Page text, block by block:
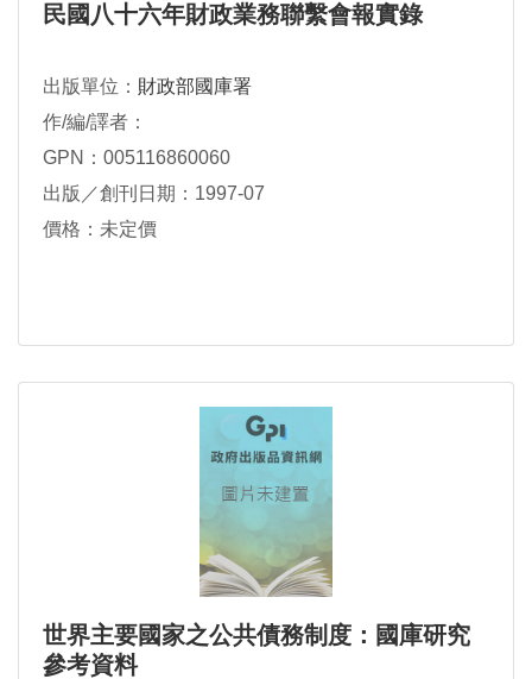
民國八十六年財政業務聯繫會報實錄
出版單位： 財政部國庫署
作/編/譯者：
GPN：005116860060
出版／創刊日期：1997-07
價格：未定價
世界主要國家之公共債務制度：國庫研究
參考資料